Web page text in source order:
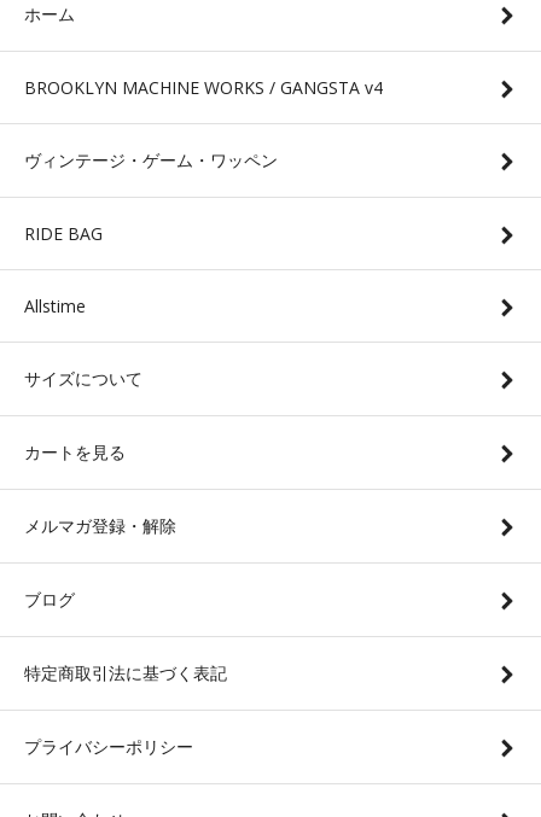
ホーム
BROOKLYN MACHINE WORKS / GANGSTA v4
ヴィンテージ・ゲーム・ワッペン
RIDE BAG
Allstime
サイズについて
カートを見る
メルマガ登録・解除
ブログ
特定商取引法に基づく表記
プライバシーポリシー